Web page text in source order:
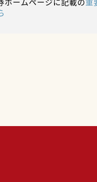
ホームページに記載の重